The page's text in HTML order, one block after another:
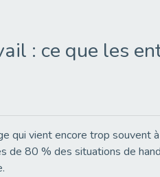
: ce que les
qui vient encore trop souvent
de 80 % des situations de